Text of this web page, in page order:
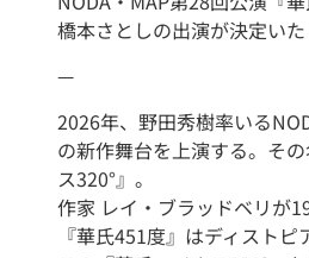
橋本さとしの出演が決定いた
—
2026年、野田秀樹率いる
の新作舞台を上演する。そ
ス320°』。
作家 レイ・ブラッドベリが
『華氏451度』はディストピ